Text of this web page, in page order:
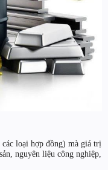
loại hợp đồng) mà giá trị
nguyên liệu công nghiệp,